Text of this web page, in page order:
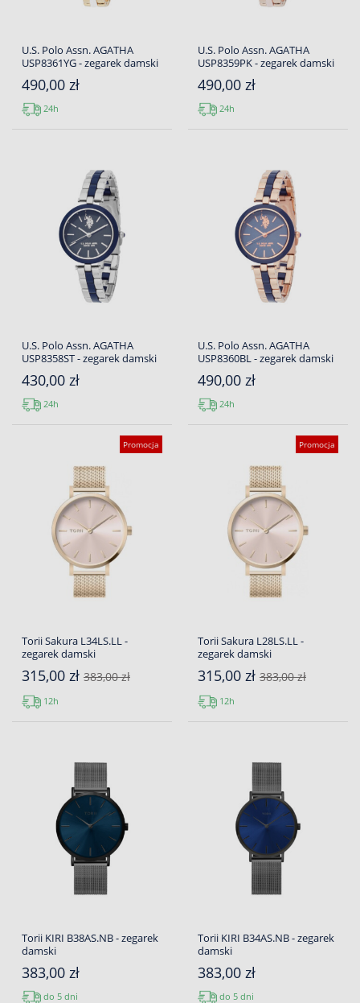
U.S. Polo Assn. AGATHA
USP8361YG - zegarek damski
490,00 zł
24h
U.S. Polo Assn. AGATHA
USP8359PK - zegarek damski
490,00 zł
24h
U.S. Polo Assn. AGATHA
USP8358ST - zegarek damski
430,00 zł
24h
U.S. Polo Assn. AGATHA
USP8360BL - zegarek damski
490,00 zł
24h
Promocja
Torii Sakura L34LS.LL -
zegarek damski
315,00 zł 383,00 zł
12h
Promocja
Torii Sakura L28LS.LL -
zegarek damski
315,00 zł 383,00 zł
12h
Torii KIRI B38AS.NB - zegarek
damski
383,00 zł
do 5 dni
Torii KIRI B34AS.NB - zegarek
damski
383,00 zł
do 5 dni